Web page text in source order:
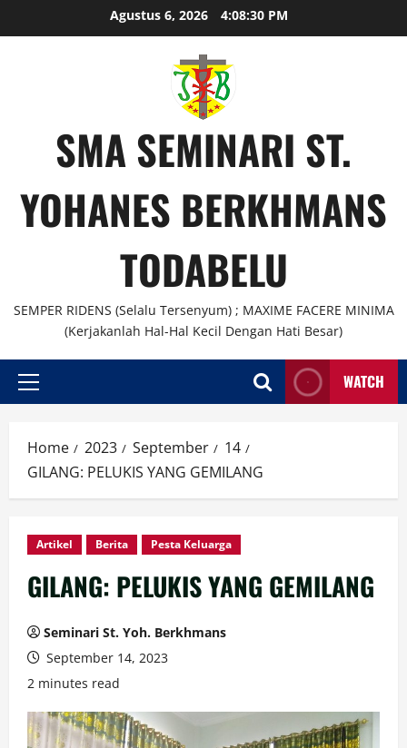
Agustus 6, 2026 4:08:31 PM
SMA SEMINARI ST.
YOHANES BERKHMANS
TODABELU
SEMPER RIDENS (Selalu Tersenyum) ; MAXIME FACERE MINIMA
(Kerjakanlah Hal-Hal Kecil Dengan Hati Besar)
WATCH
Home 2023 September
14
GILANG: PELUKIS YANG GEMILANG
Artikel Berita Pesta Keluarga
GILANG: PELUKIS YANG GEMILANG
Seminari St. Yoh. Berkhmans
September 14, 2023
2 minutes read